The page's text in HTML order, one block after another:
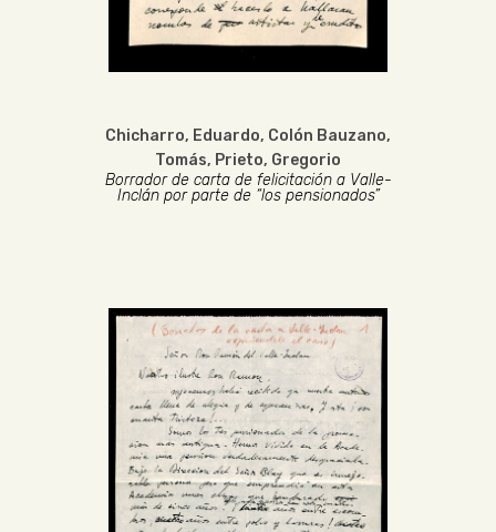
Chicharro, Eduardo, Colón Bauzano,
Tomás, Prieto, Gregorio
Borrador de carta de felicitación a Valle-
Inclán por parte de “los pensionados”